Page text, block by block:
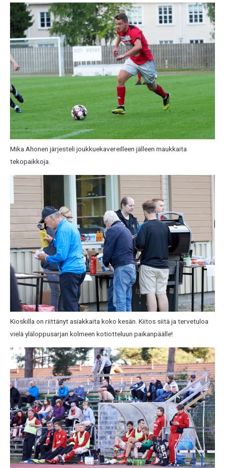
Mika Ahonen järjesteli joukkuekavereilleen jälleen maukkaita
tekopaikkoja.
Kioskilla on riittänyt asiakkaita koko kesän. Kiitos siitä ja tervetuloa
vielä yläloppusarjan kolmeen kotiotteluun paikanpäälle!